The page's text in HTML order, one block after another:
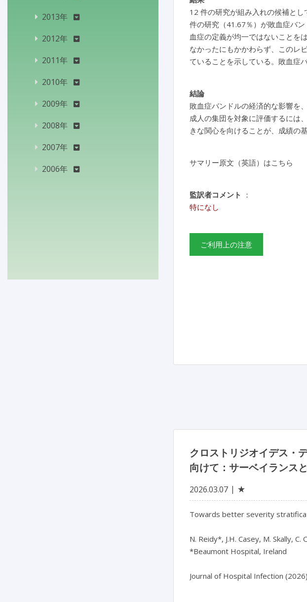
12 件の研究が組み入れの候補と
件の研究（41.67％）が敗血症バ
血症の定義が均一ではないことを
なかったにもかかわらず、このレ
ていることを示している。敗血症
結論
敗血症バンドルの経済的な影響を
成人の集団を対象に評価するには
きな関心を向けることが、成績の
サマリー原文（英語）はこちら
監訳者コメント
：
特になし
ご利用上の注意
クロストリジオイデス・
向けて：サーベイランス
2026.03.07 ★
Towards better severity
N. Reidy*, J.H. Casey, M. Skally, C.
*Beaumont Hospital, Ireland
Journal of Hospital Infection
2013年
2012年
2011年
2010年
2009年
2008年
2007年
2006年